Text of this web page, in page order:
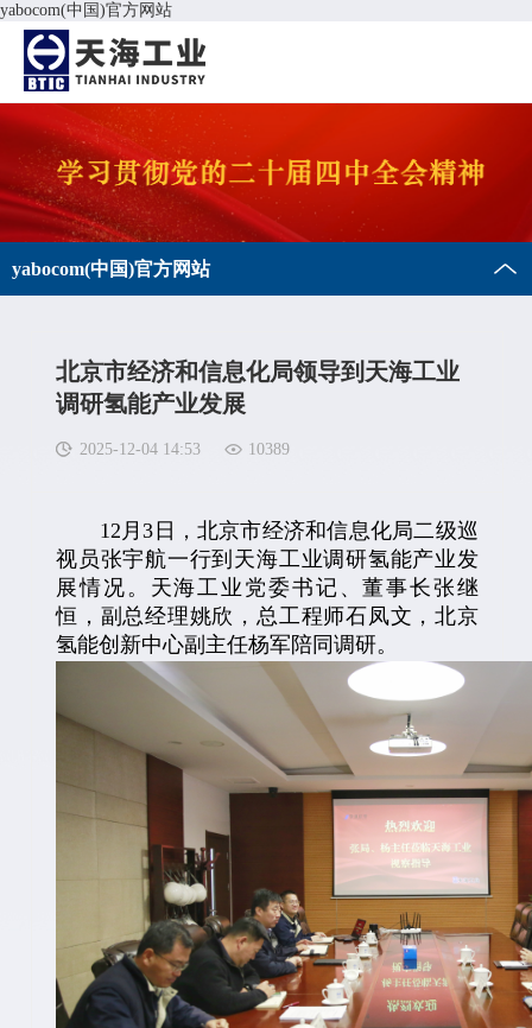
yabocom(中国)官方网站
yabocom(中国)官方网站
北京市经济和信息化局领导到天海工业
调研氢能产业发展
2025-12-04 14:53 10389
12月3日，北京市经济和信息化局二级巡
视员张宇航一行到天海工业调研氢能产业发
展情况。天海工业党委书记、董事长张继
恒，副总经理姚欣，总工程师石凤文，北京
氢能创新中心副主任杨军陪同调研。